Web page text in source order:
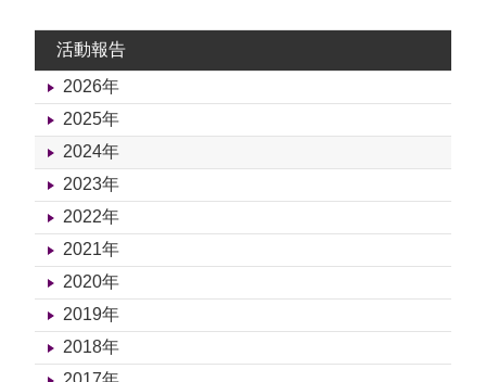
活動報告
2026年
2025年
2024年
2023年
2022年
2021年
2020年
2019年
2018年